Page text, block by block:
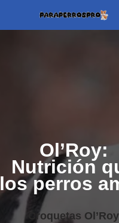
Ol’Roy:
Nutrición
los perros
Croquetas Ol’Roy